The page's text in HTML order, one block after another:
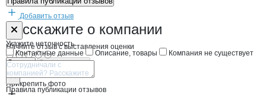
Добавить отзыв
Расскажите о компании
Начните отзыв с выставления оценки
Прикрепить фото
Форма обратной связи о неточностях
Укажите неточность
Контактные данные
Описание, товары Компания не существует
Отмена Опубликовать
Правила публикации отзывов